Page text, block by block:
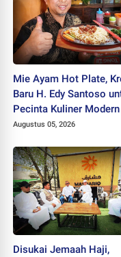
Mie Ayam Hot Plate,
Baru H. Edy Santoso
Pecinta Kuliner Modern
Augustus 05, 2026
Disukai Jemaah Haji,